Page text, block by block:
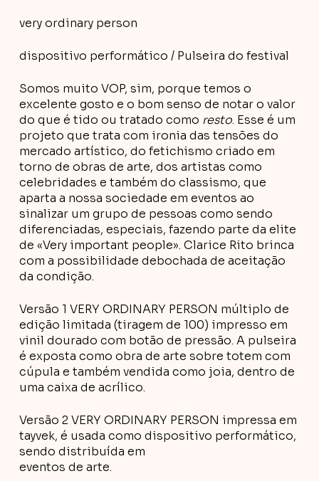
very ordinary person
dispositivo performático / Pulseira do festival
Somos muito VOP, sim, porque temos o
excelente gosto e o bom senso de notar o valor
do que é tido ou tratado como resto. Esse é um
projeto que trata com ironia das tensões do
mercado artístico, do fetichismo criado em
torno de obras de arte, dos artistas como
celebridades e também do classismo, que
aparta a nossa sociedade em eventos ao
sinalizar um grupo de pessoas como sendo
diferenciadas, especiais, fazendo parte da elite
de «Very important people». Clarice Rito brinca
com a possibilidade debochada de aceitação
da condição.
Versão 1 VERY ORDINARY PERSON múltiplo de
edição limitada (tiragem de 100) impresso em
vinil dourado com botão de pressão. A pulseira
é exposta como obra de arte sobre totem com
cúpula e também vendida como joia, dentro de
uma caixa de acrílico.
Versão 2 VERY ORDINARY PERSON impressa em
tayvek, é usada como dispositivo performático,
sendo distribuída em
eventos de arte.